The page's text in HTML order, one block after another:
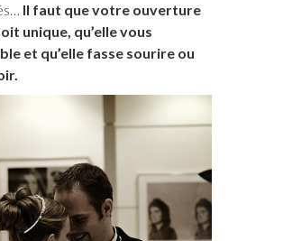
Il faut que votre ouverture
unique, qu’elle vous
et qu’elle fasse sourire ou